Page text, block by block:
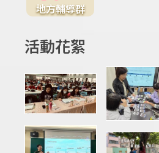
地方輔導群
活動花絮